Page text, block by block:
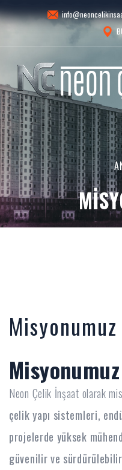
Misyonumuz
Misyonumuz
Neon Çelik İnşaat olarak
çelik yapı sistemleri,
projelerde yüksek
güvenilir ve